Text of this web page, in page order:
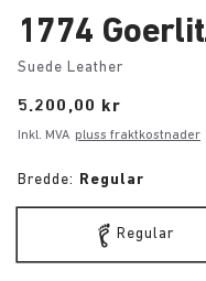
1774
Suede Leather
Price:
5.200,00 kr
Inkl. MVA pluss fraktkostnader
Bredde: Regular
Regular